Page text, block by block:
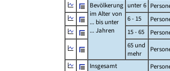
Bevölkerung
im Alter von
... bis unter
... Jahren
unter 6
6 - 15
15 - 65
65 und
mehr
Insgesamt